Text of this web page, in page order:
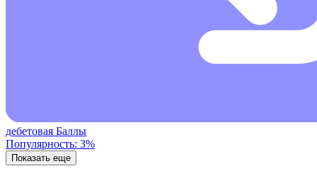
дебетовая Баллы
Популярность: 3%
Показать еще